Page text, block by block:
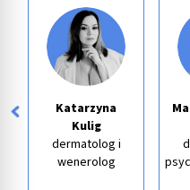
Katarzyna
Kulig
dermatolog i
wenerolog